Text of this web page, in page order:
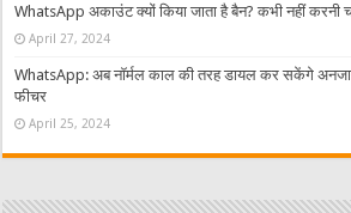
WhatsApp अकाउंट क्यों किया जाता है बैन? कभी नहीं करनी
April 27, 2024
WhatsApp: अब नॉर्मल काल की तरह डायल कर सकेंगे
फीचर
April 25, 2024